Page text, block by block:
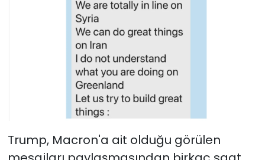
Trump, Macron'a ait olduğu görülen